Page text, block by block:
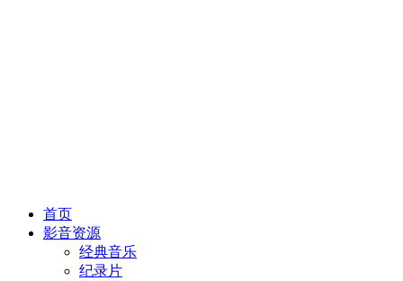
首页
影音资源
经典音乐
纪录片